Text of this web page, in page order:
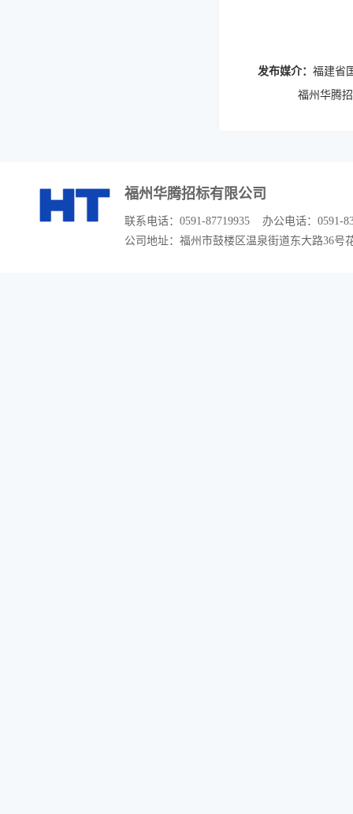
发布媒介： 福建省
福州华腾
福州华腾招标有限公司
联系电话：0591-87719935 办公电话：0591-
公司地址：福州市鼓楼区温泉街道东大路36